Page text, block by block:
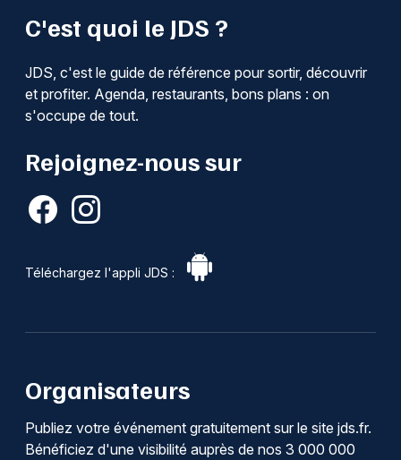
C'est quoi le JDS ?
JDS, c'est le guide de référence pour sortir, découvrir
et profiter. Agenda, restaurants, bons plans : on
s'occupe de tout.
Rejoignez-nous sur
Téléchargez l'appli JDS :
Organisateurs
Publiez votre événement gratuitement sur le site jds.fr.
Bénéficiez d'une visibilité auprès de nos 3 000 000